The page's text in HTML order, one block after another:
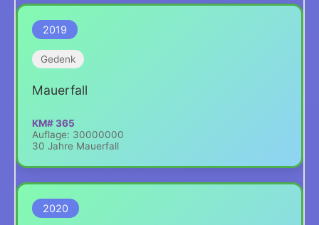
2019
Gedenk
Mauerfall
KM# 365
Auflage: 30000000
30 Jahre Mauerfall
2020